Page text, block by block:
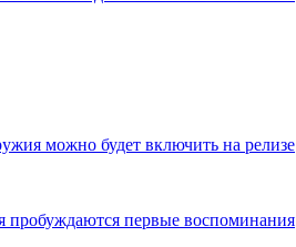
можно будет включить на релизе
пробуждаются первые воспоминания